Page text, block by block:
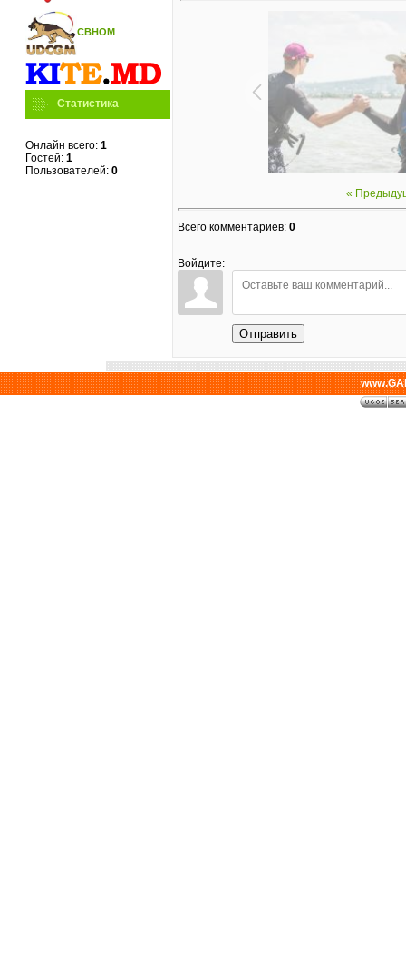
СВНОМ
Статистика
Онлайн всего: 1
Гостей: 1
Пользователей: 0
«
Всего комментариев: 0
Войдите:
Отправить